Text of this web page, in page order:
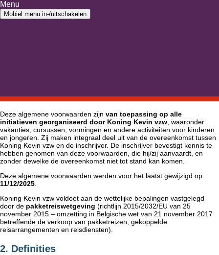
Ga naar inhoud
Menu
Mobiel menu in-/uitschakelen
1. Toepassingsgebied
Deze algemene voorwaarden zijn van toepassing op alle
initiatieven georganiseerd door Koning Kevin vzw , waaronder
vakanties, cursussen, vormingen en andere activiteiten voor kinderen
en jongeren. Zij maken integraal deel uit van de overeenkomst tussen
Koning Kevin vzw en de inschrijver. De inschrijver bevestigt kennis te
hebben genomen van deze voorwaarden, die hij/zij aanvaardt, en
zonder dewelke de overeenkomst niet tot stand kan komen.
Deze algemene voorwaarden werden voor het laatst gewijzigd op
11/12/2025
Koning Kevin vzw voldoet aan de wettelijke bepalingen vastgelegd
door de pakketreiswetgeving (richtlijn 2015/2032/EU van 25
november 2015 – omzetting in Belgische wet van 21 november 2017
betreffende de verkoop van pakketreizen, gekoppelde
reisarrangementen en reisdiensten).
2. Definities